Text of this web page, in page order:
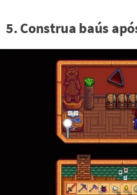
5. Construa baús